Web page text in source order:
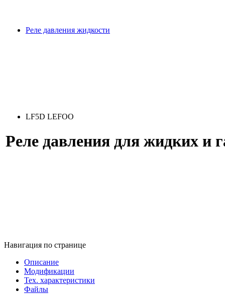
Реле давления жидкости
LF5D LEFOO
Реле давления для жидких и
Навигация по странице
Описание
Модификации
Тех. характеристики
Файлы